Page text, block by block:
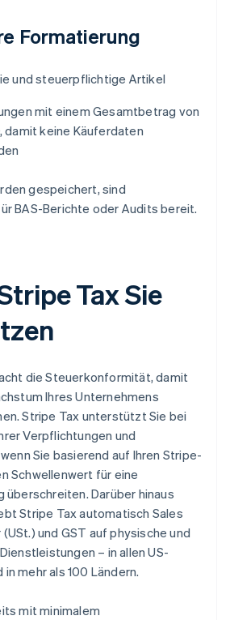
Formatierung
und steuerpflichtige Artikel
mit einem Gesamtbetrag von
damit keine Käuferdaten
gespeichert, sind
BAS-Berichte oder Audits bereit.
Tax Sie
die Steuerkonformität, damit
Ihres Unternehmens
Stripe Tax unterstützt Sie bei
Verpflichtungen und
Sie basierend auf Ihren Stripe-
Schwellenwert für eine
Darüber hinaus
Stripe Tax automatisch Sales
und GST auf physische und
– in allen US-
mehr als 100 Ländern.
mit minimalem